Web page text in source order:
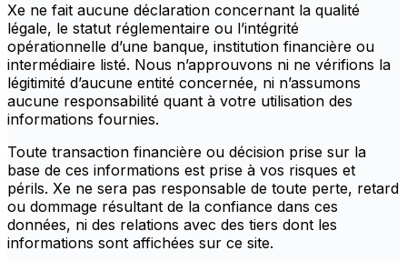
Xe ne fait aucune déclaration concernant la qualité
légale, le statut réglementaire ou l’intégrité
opérationnelle d’une banque, institution financière ou
intermédiaire listé. Nous n’approuvons ni ne vérifions la
légitimité d’aucune entité concernée, ni n’assumons
aucune responsabilité quant à votre utilisation des
informations fournies.
Toute transaction financière ou décision prise sur la
base de ces informations est prise à vos risques et
périls. Xe ne sera pas responsable de toute perte, retard
ou dommage résultant de la confiance dans ces
données, ni des relations avec des tiers dont les
informations sont affichées sur ce site.